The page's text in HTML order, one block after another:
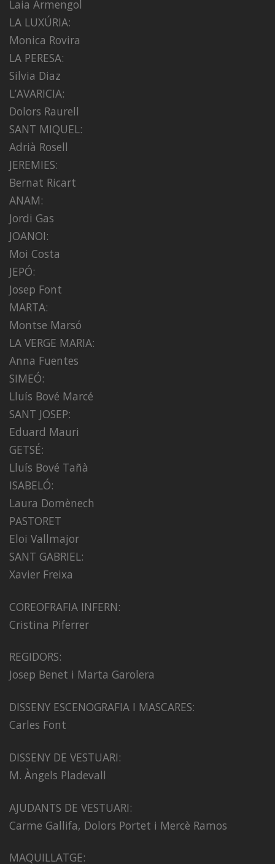
Laia Armengol
LA LUXÚRIA:
Monica Rovira
LA PERESA:
Silvia Diaz
L’AVARICIA:
Dolors Raurell
SANT MIQUEL:
Adrià Rosell
JEREMIES:
Bernat Ricart
ANAM:
Jordi Gas
JOANOI:
Moi Costa
JEPÓ:
Josep Font
MARTA:
Montse Marsó
LA VERGE MARIA:
Anna Fuentes
SIMEÓ:
Lluís Bové Marcé
SANT JOSEP:
Eduard Mauri
GETSÉ:
Lluís Bové Tañà
ISABELÓ:
Laura Domènech
PASTORET
Eloi Vallmajor
SANT GABRIEL:
Xavier Freixa
COREOFRAFIA INFERN:
Cristina Piferrer
REGIDORS:
Josep Benet i Marta Garolera
DISSENY ESCENOGRAFIA I MASCARES:
Carles Font
DISSENY DE VESTUARI:
M. Àngels Pladevall
AJUDANTS DE VESTUARI:
Carme Gallifa, Dolors Portet i Mercè Ramos
MAQUILLATGE: